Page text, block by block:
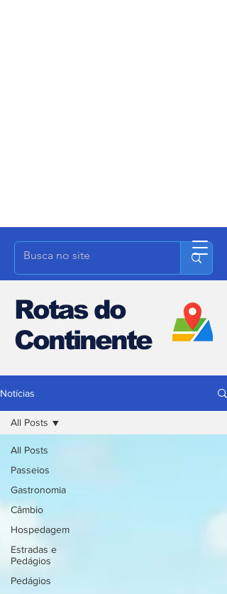
Rotas do
Continente
Notícias
All Posts
Passeios
Gastronomia
Câmbio
Hospedagem
Estradas e
Pedágios
Pedágios
All Posts